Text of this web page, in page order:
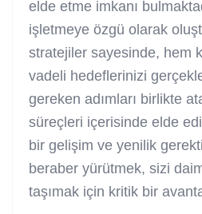
elde etme imkanı
işletmeye özgü olarak
stratejiler sayesinde, hem
vadeli hedeflerinizi
gereken adımları birlikte
süreçleri içerisinde elde
bir gelişim ve yenilik
beraber yürütmek, sizi
taşımak için kritik bir